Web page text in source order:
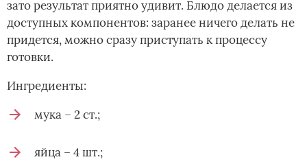
зато результат приятно удивит. Блюдо делается из
доступных компонентов: заранее ничего делать не
придется, можно сразу приступать к процессу
готовки.
Ингредиенты:
мука – 2 ст.;
яйца – 4 шт.;